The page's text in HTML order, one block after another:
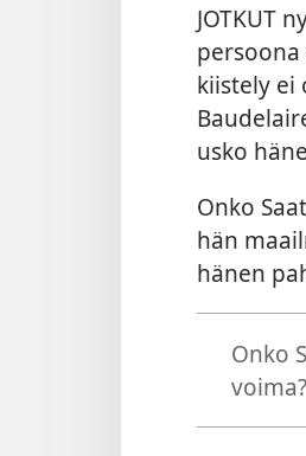
JOTKUT
kiistely ei
usko
Onko
hän
hänen
Onko
voima?